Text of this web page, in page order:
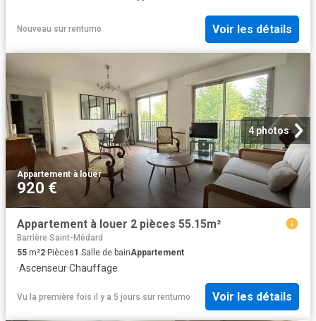
Nouveau sur rentumo Voir les détails
4 photos
Appartement·à louer
920 €
Appartement à louer 2 pièces 55.15m²
Barrière Saint-Médard
55 m²2 Pièces1 Salle de bainAppartement
·Ascenseur·Chauffage
Vu la première fois il y a 5 jours sur rentumo Voir les détails